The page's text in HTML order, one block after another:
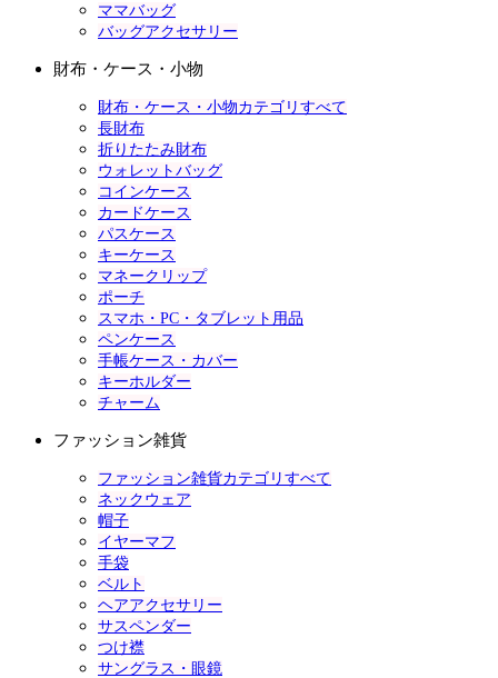
ママバッグ
バッグアクセサリー
財布・ケース・小物
財布・ケース・小物カテゴリすべて
長財布
折りたたみ財布
ウォレットバッグ
コインケース
カードケース
パスケース
キーケース
マネークリップ
ポーチ
スマホ・PC・タブレット用品
ペンケース
手帳ケース・カバー
キーホルダー
チャーム
ファッション雑貨
ファッション雑貨カテゴリすべて
ネックウェア
帽子
イヤーマフ
手袋
ベルト
ヘアアクセサリー
サスペンダー
つけ襟
サングラス・眼鏡